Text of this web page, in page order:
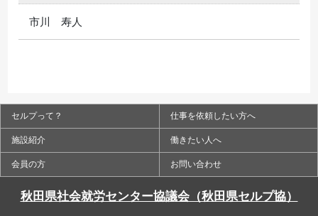
市川 寿人
セルプって？ 仕事を依頼したい方へ
施設紹介 働きたい人へ
会員の方 お問い合わせ
秋田県社会就労センター協議会（秋田県セルプ協）